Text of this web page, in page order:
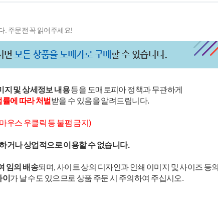
. 주문전 꼭 읽어주세요!
지 및 상세정보 내용등을 도매토피아 정책과 무관하게
에 따라 처벌 받을 수 있음을 알려드립니다.
우스 우클릭 등 불펌 금지)
거나 상업적으로 이용할 수 없습니다.
임의 배송되며, 사이트 상의 디자인과 인쇄 이미지 및 사이즈 등의
가 날 수도 있으므로 상품 주문 시 주의하여 주십시오.